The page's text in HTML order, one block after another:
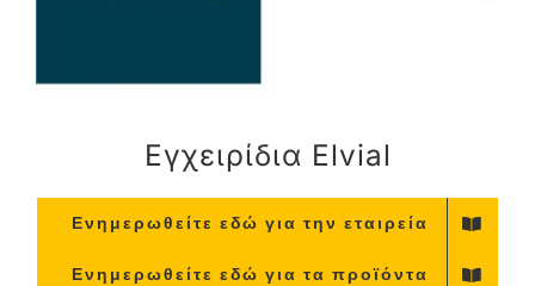
Εγχειρίδια Elvial
Ενημερωθείτε εδώ για την εταιρεία
Ενημερωθείτε εδώ για τα προϊόντα